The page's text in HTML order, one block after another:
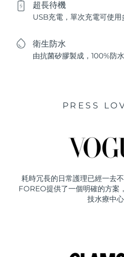
超長待機
USB充電，單次充電可使
衛生防水
由抗菌矽膠製成，100%防
PRESS
耗時冗長的日常護理已經一去
FOREO提供了一個明確的方案
技水療中心